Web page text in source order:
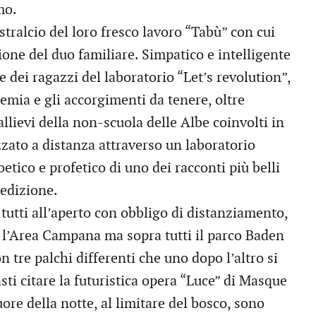
del loro fresco lavoro “Tabù” con cui
del duo familiare. Simpatico e intelligente
ragazzi del laboratorio “Let’s revolution”,
e gli accorgimenti da tenere, oltre
della non-scuola delle Albe coinvolti in
a distanza attraverso un laboratorio
e profetico di uno dei racconti più belli
all’aperto con obbligo di distanziamento,
Campana ma sopra tutti il parco Baden
tre palchi differenti che uno dopo l’altro si
citare la futuristica opera “Luce” di Masque
della notte, al limitare del bosco, sono